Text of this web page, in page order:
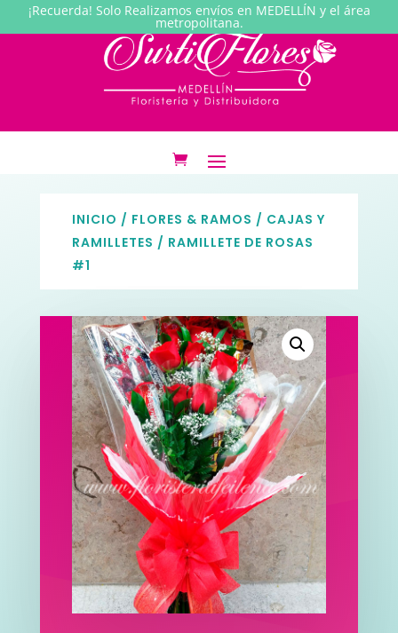
¡Recuerda! Solo Realizamos envíos en MEDELLÍN y el área
metropolitana.
INICIO / FLORES & RAMOS / CAJAS Y
RAMILLETES / RAMILLETE DE ROSAS
#1